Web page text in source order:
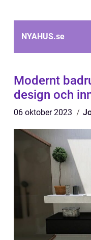
NYAHUS.se
Modernt
design och
06 oktober 2023